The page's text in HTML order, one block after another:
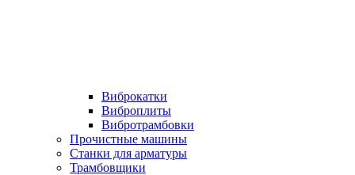
Виброкатки
Виброплиты
Вибротрамбовки
Прочистные машины
Станки для арматуры
Трамбовщики